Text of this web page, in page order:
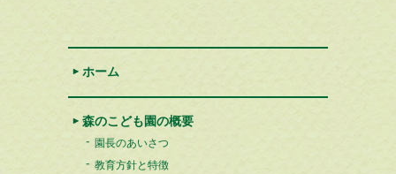
ホーム
森のこども園の概要
園長のあいさつ
教育方針と特徴